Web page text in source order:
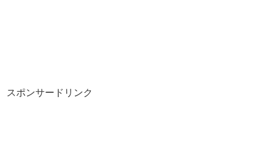
スポンサードリンク